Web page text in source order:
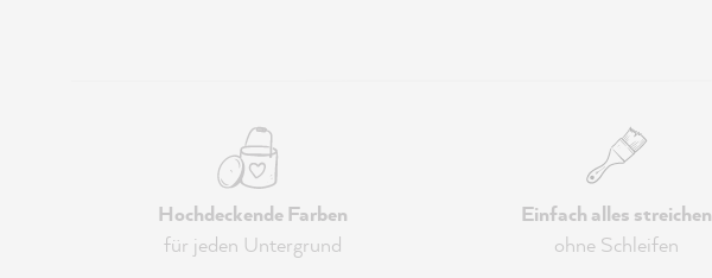
Hochdeckende Farben
für jeden Untergrund
Einfach alles streichen
ohne Schleifen